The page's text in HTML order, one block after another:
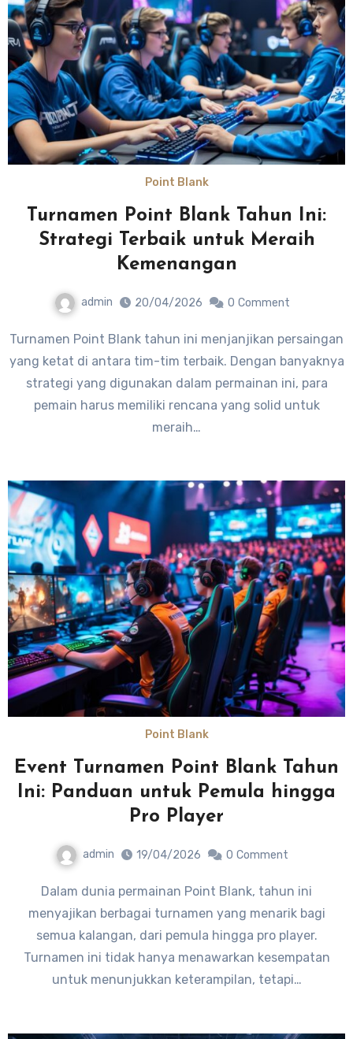
Point Blank
Turnamen Point Blank Tahun Ini:
Strategi Terbaik untuk Meraih
Kemenangan
admin 20/04/2026 0 Comment
Turnamen Point Blank tahun ini menjanjikan persaingan
yang ketat di antara tim-tim terbaik. Dengan banyaknya
strategi yang digunakan dalam permainan ini, para
pemain harus memiliki rencana yang solid untuk
meraih…
Point Blank
Event Turnamen Point Blank Tahun
Ini: Panduan untuk Pemula hingga
Pro Player
admin 19/04/2026 0 Comment
Dalam dunia permainan Point Blank, tahun ini
menyajikan berbagai turnamen yang menarik bagi
semua kalangan, dari pemula hingga pro player.
Turnamen ini tidak hanya menawarkan kesempatan
untuk menunjukkan keterampilan, tetapi…